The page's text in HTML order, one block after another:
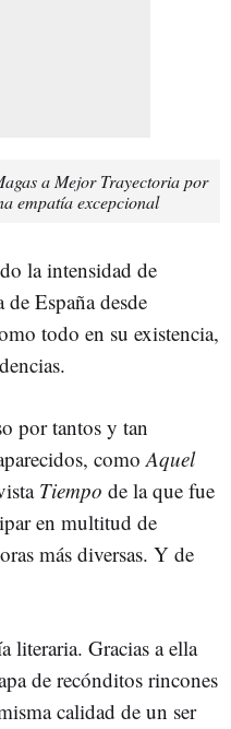
a Mejor Trayectoria por
empatía excepcional
la intensidad de
España desde
todo en su existencia,
por tantos y tan
como Aquel
Tiempo de la que fue
en multitud de
más diversas. Y de
literaria. Gracias a ella
de recónditos rincones
calidad de un ser